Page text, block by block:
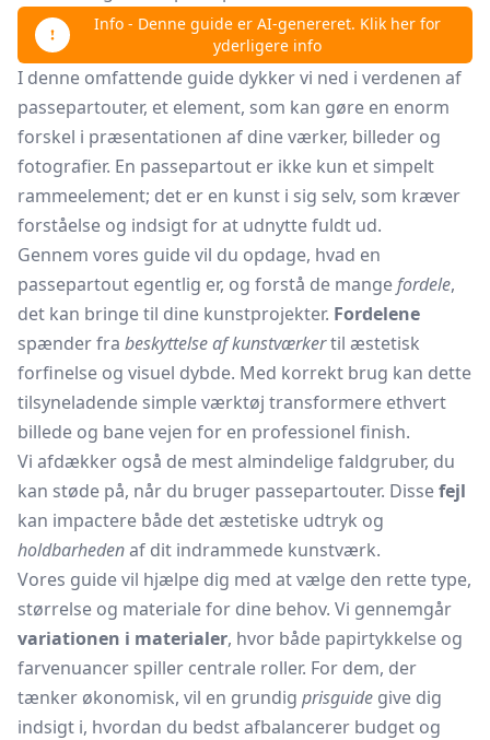
Info - Denne guide er AI-genereret. Klik her for
yderligere info
I denne omfattende guide dykker vi ned i verdenen af
passepartouter, et element, som kan gøre en enorm
forskel i præsentationen af dine værker, billeder og
fotografier. En passepartout er ikke kun et simpelt
rammeelement; det er en kunst i sig selv, som kræver
forståelse og indsigt for at udnytte fuldt ud.
Gennem vores guide vil du opdage, hvad en
passepartout egentlig er, og forstå de mangefordele,
det kan bringe til dine kunstprojekter. Fordelene
spænder fra beskyttelse af kunstværkertil æstetisk
forfinelse og visuel dybde. Med korrekt brug kan dette
tilsyneladende simple værktøj transformere ethvert
billede og bane vejen for en professionel finish.
Vi afdækker også de mest almindelige faldgruber, du
kan støde på, når du bruger passepartouter. Dissefejl
kan impactere både det æstetiske udtryk og
holdbarhedenaf dit indrammede kunstværk.
Vores guide vil hjælpe dig med at vælge den rette type,
størrelse og materiale for dine behov. Vi gennemgår
variationen i materialer, hvor både papirtykkelse og
farvenuancer spiller centrale roller. For dem, der
tænker økonomisk, vil en grundig prisguide give dig
indsigt i, hvordan du bedst afbalancerer budget og